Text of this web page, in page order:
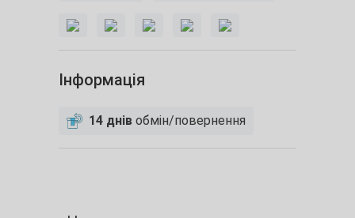
Інформація
14 днів обмін/повернення